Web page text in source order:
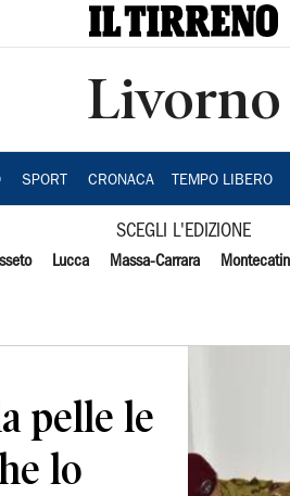
Livorno
SPORT CRONACA TEMPO LIBERO
SCEGLI L'EDIZIONE
Lucca Massa-Carrara
pelle le
lo